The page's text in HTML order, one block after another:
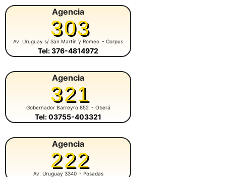
Agencia
303
Av. Uruguay s/ San Martín y Romeo - Corpus
Tel: 376-4814972
Agencia
321
Gobernador Barreyro 852 - Oberá
Tel: 03755-403321
Agencia
222
Av. Uruguay 3340 - Posadas